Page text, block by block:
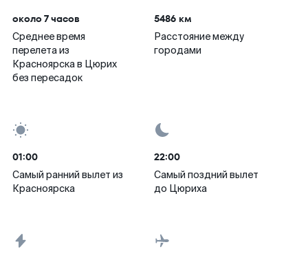
около 7 часов
Среднее время
перелета из
Красноярска в Цюрих
без пересадок
5486 км
Расстояние между
городами
01:00
Самый ранний вылет из
Красноярска
22:00
Самый поздний вылет
до Цюриха